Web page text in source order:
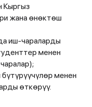
Кыргыз
жана өнөктөш
иш-чараларды
менен
менен
өткөрүү.